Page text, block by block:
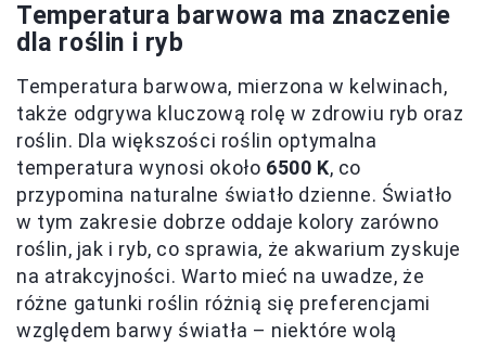
Temperatura barwowa ma znaczenie
dla roślin i ryb
Temperatura barwowa, mierzona w kelwinach,
także odgrywa kluczową rolę w zdrowiu ryb oraz
roślin. Dla większości roślin optymalna
temperatura wynosi około 6500 K, co
przypomina naturalne światło dzienne. Światło
w tym zakresie dobrze oddaje kolory zarówno
roślin, jak i ryb, co sprawia, że akwarium zyskuje
na atrakcyjności. Warto mieć na uwadze, że
różne gatunki roślin różnią się preferencjami
względem barwy światła – niektóre wolą